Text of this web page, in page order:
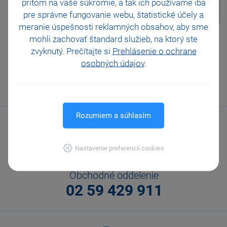
pritom na vaše súkromie, a tak ich používame iba
pre správne fungovanie webu, štatistické účely a
meranie úspešnosti reklamných obsahov, aby sme
mohli zachovať štandard služieb, na ktorý ste
zvyknutý. Prečítajte si Prehlásenie o ochrane
osobných údajov.
Rozumiem a súhlasím
Nastavenie preferencií cookies
skládá.
Pomohla Vám tato
odpověď?
Ano
Ne
Obchodné oddelenie
02 59 429 911